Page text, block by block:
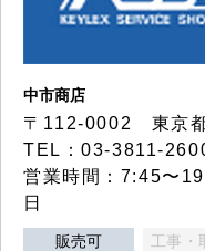
中市商店
〒112-0002 東京
TEL：03-3811-
営業時間：7:45〜
日
販売可 工事・